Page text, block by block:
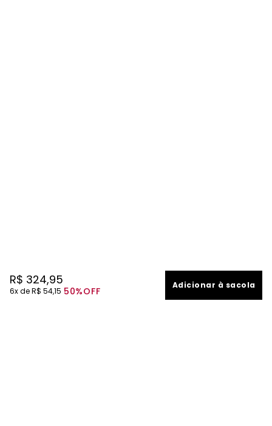
R$ 324,95
6 R$ 54,15 50%OFF
Adicionar à sacola